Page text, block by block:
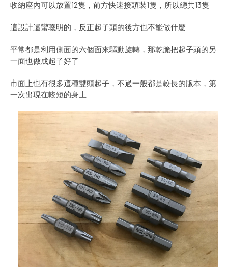
收納座內可以放置12隻，前方快速接頭裝1隻，所以總共13隻
這設計還蠻聰明的，反正起子頭的後方也不能做什麼
平常都是利用側面的六個面來驅動旋轉，那乾脆把起子頭的另
一面也做成起子好了
市面上也有很多這種雙頭起子，不過一般都是較長的版本，第
一次出現在較短的身上